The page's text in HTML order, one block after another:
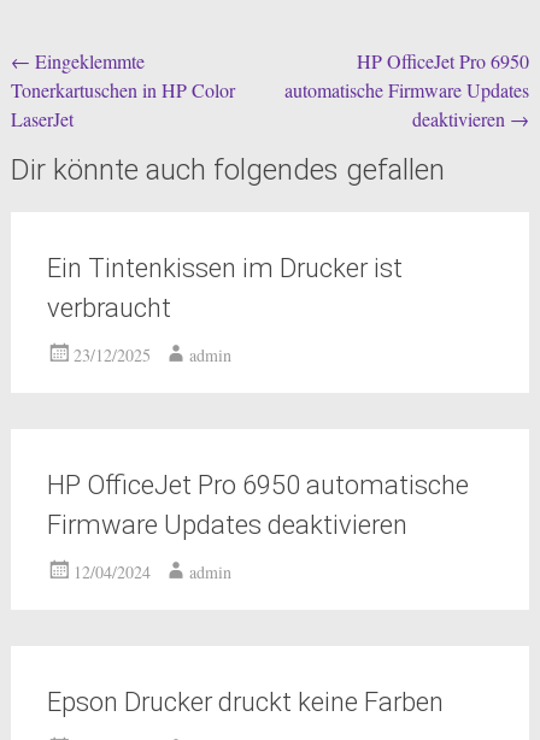
Beitragsnavigation
← Eingeklemmte
Tonerkartuschen in HP Color
LaserJet
HP OfficeJet Pro 6950
automatische Firmware Updates
deaktivieren →
Dir könnte auch folgendes gefallen
Ein Tintenkissen im Drucker ist
verbraucht
23/12/2025 admin
HP OfficeJet Pro 6950 automatische
Firmware Updates deaktivieren
12/04/2024 admin
Epson Drucker druckt keine Farben